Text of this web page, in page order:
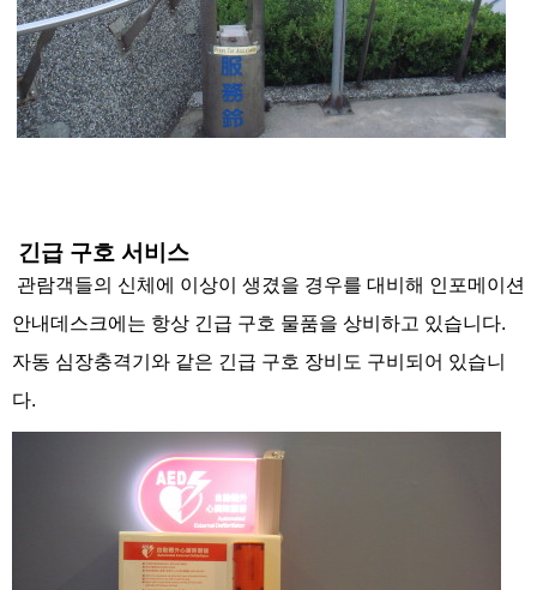
긴급 구호 서비스
관람객들의 신체에 이상이 생겼을 경우를 대비해 인포메이션
안내데스크에는 항상 긴급 구호 물품을 상비하고 있습니다.
자동 심장충격기와 같은 긴급 구호 장비도 구비되어 있습니
다.